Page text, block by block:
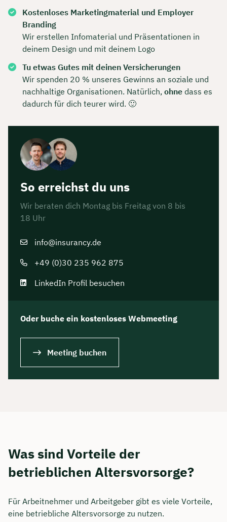
Kostenloses Marketingmaterial und Employer
Branding
Wir erstellen Infomaterial und Präsentationen in
deinem Design und mit deinem Logo
Tu etwas Gutes mit deinen Versicherungen
Wir spenden 20 % unseres Gewinns an soziale und
nachhaltige Organisationen. Natürlich, ohne dass es
dadurch für dich teurer wird. 🙂
So erreichst du uns
Wir beraten dich Montag bis Freitag von 8 bis
18 Uhr
info@insurancy.de
+49 (0)30 235 962 875
LinkedIn Profil besuchen
Oder buche ein kostenloses Webmeeting
Meeting buchen
Was sind Vorteile der
betrieblichen Altersvorsorge?
Für Arbeitnehmer und Arbeitgeber gibt es viele Vorteile,
eine betriebliche Altersvorsorge zu nutzen.